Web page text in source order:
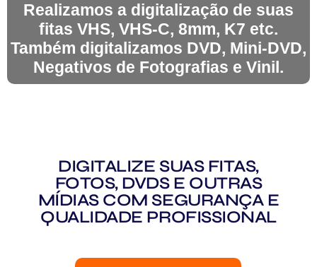
Realizamos a digitalização de suas
fitas VHS, VHS-C, 8mm, K7 etc.
Também digitalizamos DVD, Mini-DVD,
Negativos de Fotografias e Vinil.
DIGITALIZE SUAS FITAS,
FOTOS, DVDS E OUTRAS
MÍDIAS COM SEGURANÇA E
QUALIDADE PROFISSIONAL